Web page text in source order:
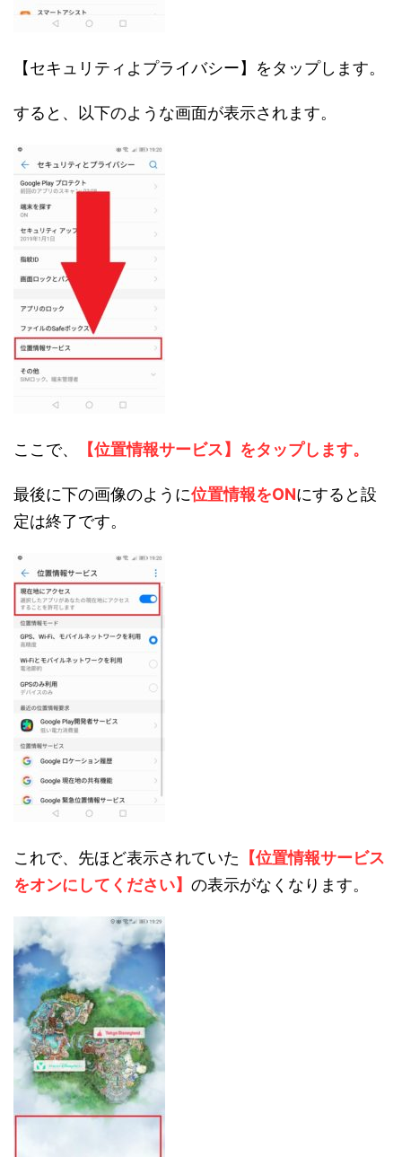
【セキュリティよプライバシー】をタップします。
すると、以下のような画面が表示されます。
ここで、 【位置情報サービス】をタップします。
最後に下の画像のように位置情報をONにすると設
定は終了です。
これで、先ほど表示されていた 【位置情報サービス
をオンにしてください】 の表示がなくなります。